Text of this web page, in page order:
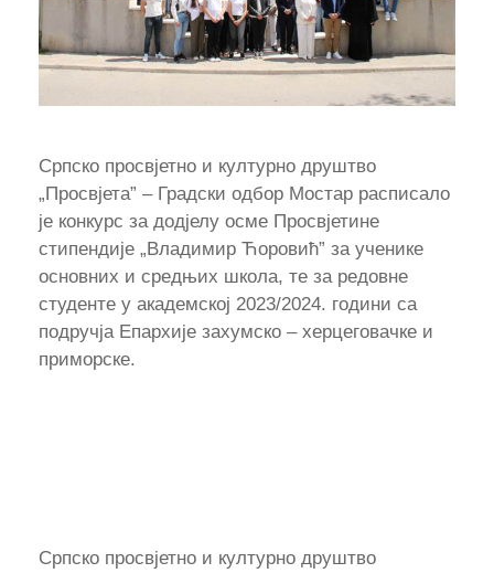
Српско просвјетно и културно друштво
„Просвјета” – Градски одбор Мостар расписало
је конкурс за додјелу осме Просвјетине
стипендије „Владимир Ћоровић” за ученике
основних и средњих школа, те за редовне
студенте у академској 2023/2024. години са
подручја Епархије захумско – херцеговачке и
приморске.
Српско просвјетно и културно друштво